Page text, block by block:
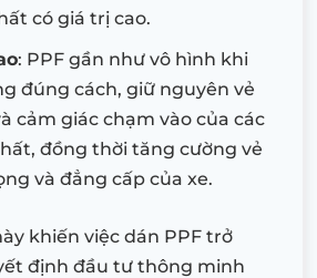
có giá trị cao.
: PPF gần như vô hình khi
đúng cách, giữ nguyên vẻ
cảm giác chạm vào của các
đồng thời tăng cường vẻ
và đẳng cấp của xe.
khiến việc dán PPF trở
định đầu tư thông minh